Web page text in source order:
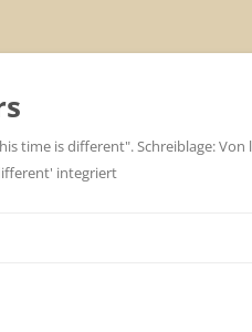
time is different". Schreiblage:
integriert